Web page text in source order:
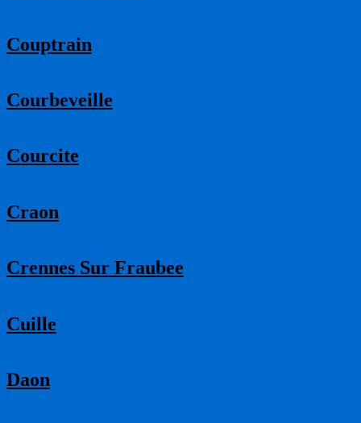
Couptrain
Courbeveille
Courcite
Craon
Crennes Sur Fraubee
Cuille
Daon